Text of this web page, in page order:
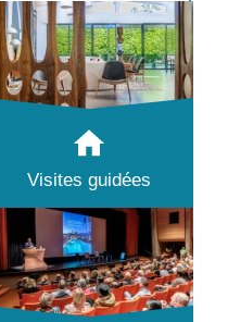
Visites guidées